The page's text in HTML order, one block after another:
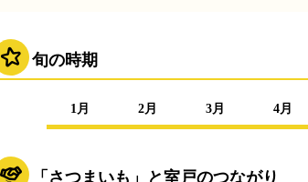
旬の時期
1月 2月 3月 4月
「さつまいも」と室戸のつながり